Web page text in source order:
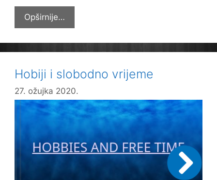
Opširnije…
knjižnica
Katoličke
osnovne
u
Požegi
Hobiji i slobodno vrijeme
27. ožujka 2020.